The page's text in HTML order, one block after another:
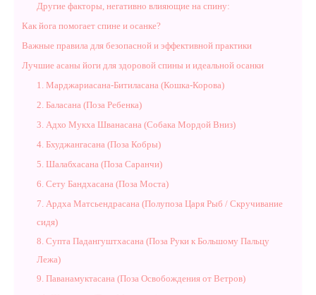
Другие факторы, негативно влияющие на спину:
Как йога помогает спине и осанке?
Важные правила для безопасной и эффективной практики
Лучшие асаны йоги для здоровой спины и идеальной осанки
1. Марджариасана-Битиласана (Кошка-Корова)
2. Баласана (Поза Ребенка)
3. Адхо Мукха Шванасана (Собака Мордой Вниз)
4. Бхуджангасана (Поза Кобры)
5. Шалабхасана (Поза Саранчи)
6. Сету Бандхасана (Поза Моста)
7. Ардха Матсьендрасана (Полупоза Царя Рыб / Скручивание
сидя)
8. Супта Падангуштхасана (Поза Руки к Большому Пальцу
Лежа)
9. Паванамуктасана (Поза Освобождения от Ветров)